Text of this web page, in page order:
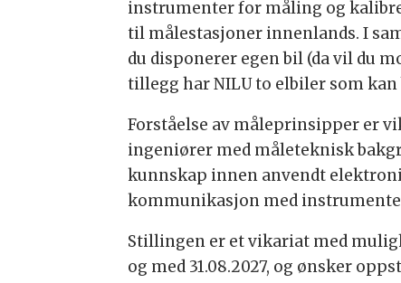
instrumenter for måling og
til målestasjoner innenlands. I
du disponerer egen bil (da vil du
tillegg har NILU to elbiler som kan
Forståelse av måleprinsipper er
ingeniører med måleteknisk
kunnskap innen anvendt
kommunikasjon med
Stillingen er et vikariat med
og med 31.08.2027, og ønsker